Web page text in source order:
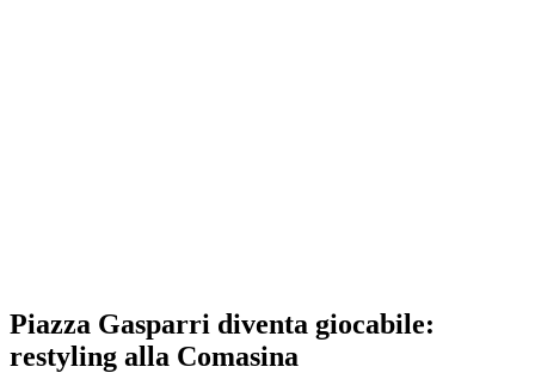
Piazza Gasparri diventa giocabile:
restyling alla Comasina